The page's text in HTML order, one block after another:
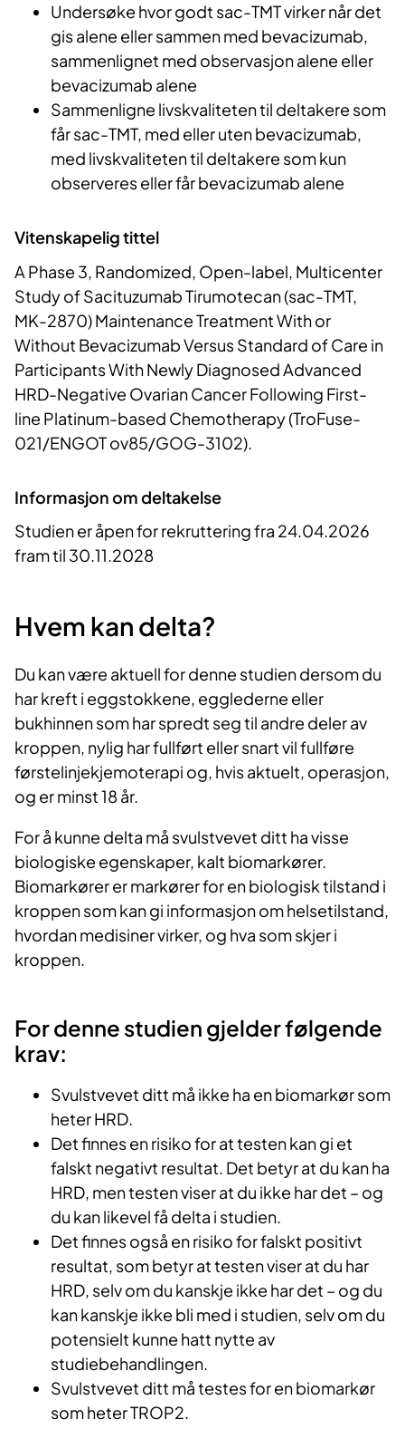
Undersøke hvor godt sac-TMT virker når det
gis alene eller sammen med bevacizumab,
sammenlignet med observasjon alene eller
bevacizumab alene
Sammenligne livskvaliteten til deltakere som
får sac-TMT, med eller uten bevacizumab,
med livskvaliteten til deltakere som kun
observeres eller får bevacizumab alene
Vitenskapelig tittel
A Phase 3, Randomized, Open-label, Multicenter
Study of Sacituzumab Tirumotecan (sac-TMT,
MK-2870) Maintenance Treatment With or
Without Bevacizumab Versus Standard of Care in
Participants With Newly Diagnosed Advanced
HRD-Negative Ovarian Cancer Following First-
line Platinum-based Chemotherapy (TroFuse-
021/ENGOT ov85/GOG-3102).
Informasjon om deltakelse
Studien er åpen for rekruttering fra 24.04.2026
fram til 30.11.2028
Hvem kan delta?
Du kan være aktuell for denne studien dersom du
har kreft i eggstokkene, egglederne eller
bukhinnen som har spredt seg til andre deler av
kroppen, nylig har fullført eller snart vil fullføre
førstelinjekjemoterapi og, hvis aktuelt, operasjon,
og er minst 18 år.
For å kunne delta må svulstvevet ditt ha visse
biologiske egenskaper, kalt biomarkører.
Biomarkører er markører for en biologisk tilstand i
kroppen som kan gi informasjon om helsetilstand,
hvordan medisiner virker, og hva som skjer i
kroppen.
For denne studien gjelder følgende
krav:
Svulstvevet ditt må ikke ha en biomarkør som
heter HRD.
Det finnes en risiko for at testen kan gi et
falskt negativt resultat. Det betyr at du kan ha
HRD, men testen viser at du ikke har det – og
du kan likevel få delta i studien.
Det finnes også en risiko for falskt positivt
resultat, som betyr at testen viser at du har
HRD, selv om du kanskje ikke har det – og du
kan kanskje ikke bli med i studien, selv om du
potensielt kunne hatt nytte av
studiebehandlingen.
Svulstvevet ditt må testes for en biomarkør
som heter TROP2.